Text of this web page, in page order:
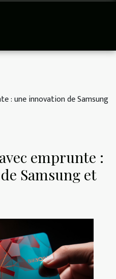
: une innovation de Samsung
emprunte :
Samsung et